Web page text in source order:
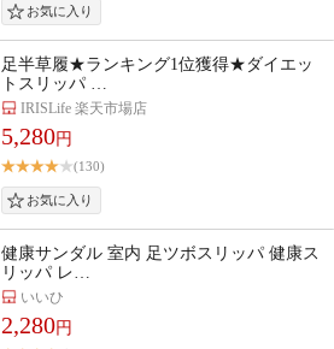
足半草履★ランキング1位獲得★ダイエッ
トスリッパ …
IRISLife 楽天市場店
5,280円
(130)
健康サンダル 室内 足ツボスリッパ 健康ス
リッパ レ…
いいひ
2,280円